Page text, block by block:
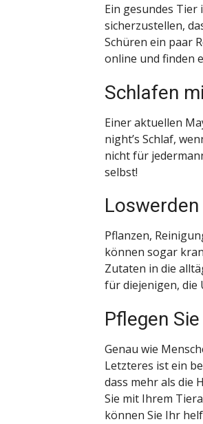
Ein gesundes
sicherzustellen,
Schüren ein paar
online und finden
Schlafen
Einer aktuellen
night’s Schlaf,
nicht für
selbst!
Pflanzen,
können sogar
Zutaten in die
für diejenigen, die
Pflegen
Genau wie
Letzteres ist ein
dass mehr als die
Sie mit Ihrem
können Sie Ihr